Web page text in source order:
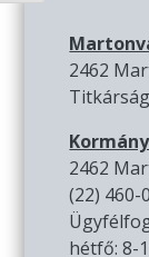
2462
2462
(22) 460-
hétfő: 8-